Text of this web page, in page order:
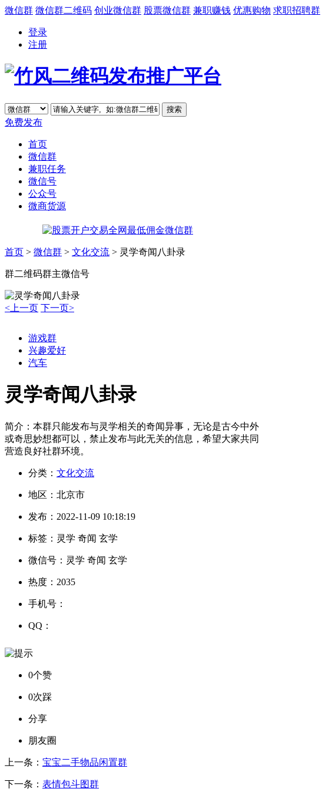
微信群 微信群二维码 创业微信群 股票微信群 兼职赚钱 优惠购物 求职招聘群
登录
注册
免费发布
首页
微信群
兼职任务
微信号
公众号
微商货源
首页 > 微信群 > 文化交流 > 灵学奇闻八卦录
群二维码群主微信号
<上一页 下一页>
游戏群
兴趣爱好
汽车
灵学奇闻八卦录
简介： 本群只能发布与灵学相关的奇闻异事，无论是古今中外
或奇思妙想都可以，禁止发布与此无关的信息，希望大家共同
营造良好社群环境。
分类： 文化交流
地区： 北京市
发布： 2022-11-09 10:18:19
标签： 灵学 奇闻 玄学
微信号： 灵学 奇闻 玄学
热度： 2035
手机号：
QQ：
0个赞
0次踩
分享
朋友圈
上一条： 宝宝二手物品闲置群
下一条： 表情包斗图群